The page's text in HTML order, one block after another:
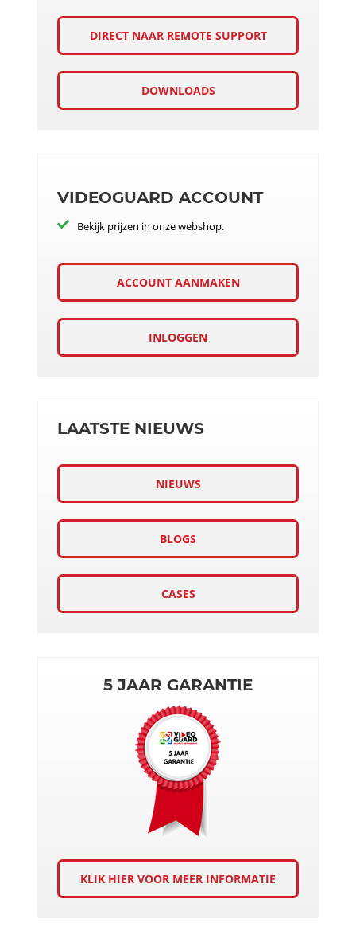
DIRECT NAAR REMOTE SUPPORT
DOWNLOADS
VIDEOGUARD ACCOUNT
Bekijk prijzen in onze webshop.
ACCOUNT AANMAKEN
INLOGGEN
LAATSTE NIEUWS
NIEUWS
BLOGS
CASES
5 JAAR GARANTIE
KLIK HIER VOOR MEER INFORMATIE